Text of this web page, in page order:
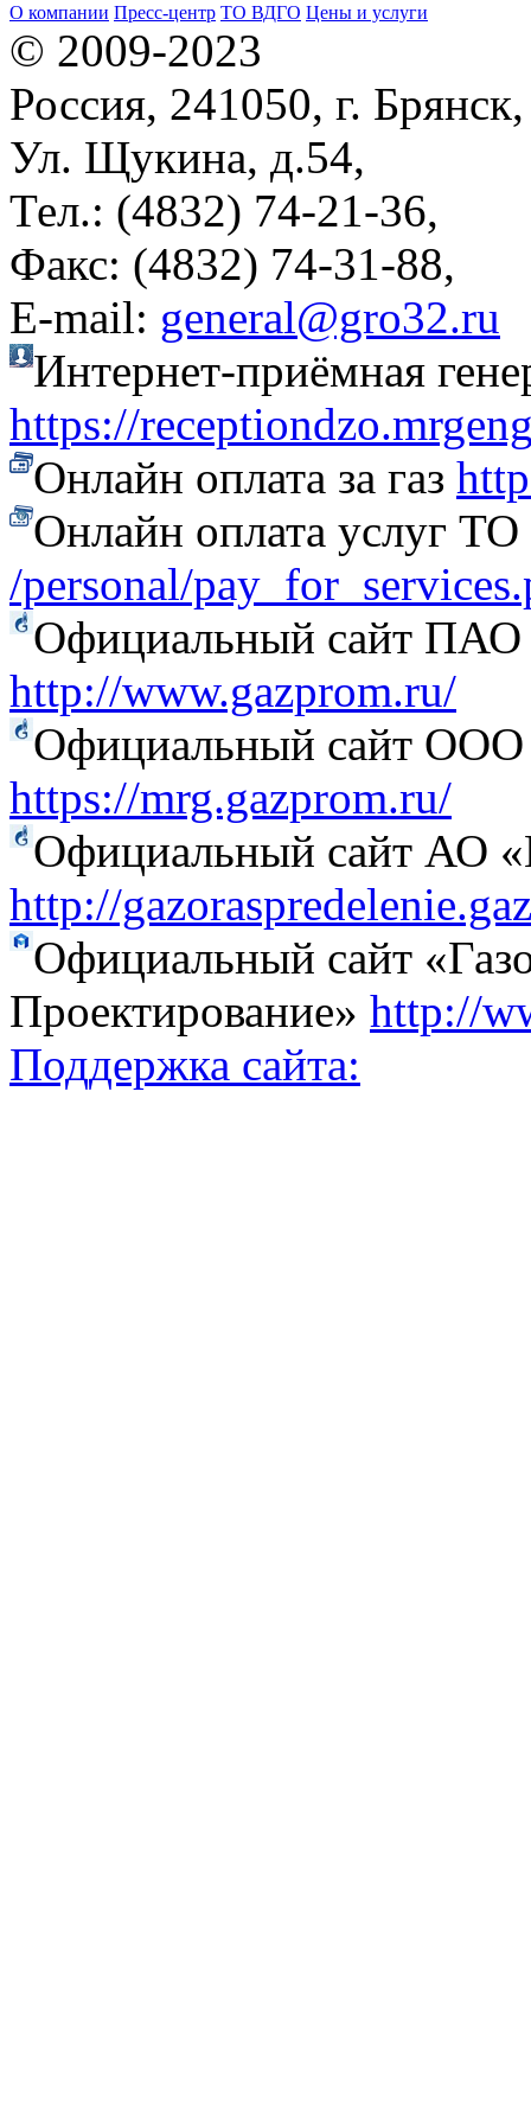
О компании Пресс-центр ТО ВДГО Цены и услуги
© 2009-2023
Россия, 241050, г. Брянск,
Ул. Щукина, д.54,
Тел.: (4832) 74-21-36,
Факс: (4832) 74-31-88,
Е-mail: general@gro32.ru
Интернет-приёмная
https://
Онлайн оплата за газ
Онлайн оплата услуг
/personal/
Официальный сайт ПАО
http://www.gazprom.ru/
Официальный сайт ООО
https://mrg.gazprom.ru/
Официальный сайт АО
http://
Официальный сайт
Проектирование» http://
Поддержка сайта: